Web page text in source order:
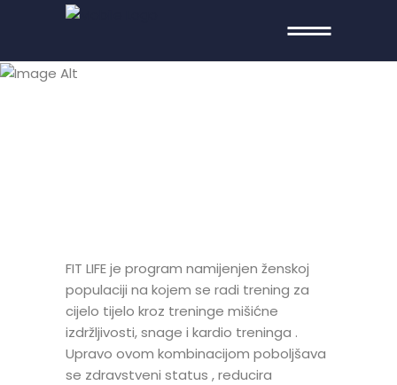
FIT LIFE
FIT LIFE je program namijenjen ženskoj
populaciji na kojem se radi trening za
cijelo tijelo kroz treninge mišićne
izdržljivosti, snage i kardio treninga .
Upravo ovom kombinacijom poboljšava
se zdravstveni status , reducira